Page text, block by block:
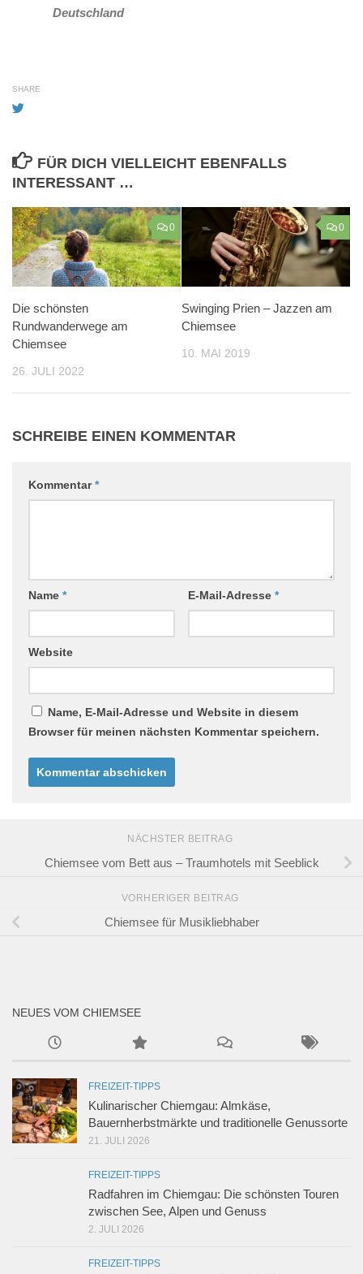
Deutschland
SHARE
FÜR DICH VIELLEICHT EBENFALLS
INTERESSANT …
0
Die schönsten
Rundwanderwege am
Chiemsee
26. JULI 2022
0
Swinging Prien – Jazzen am
Chiemsee
10. MAI 2019
SCHREIBE EINEN KOMMENTAR
Kommentar*
Name * E-Mail-Adresse *
Website
Name, E-Mail-Adresse und Website in diesem
Browser für meinen nächsten Kommentar speichern.
NÄCHSTER BEITRAG
Chiemsee vom Bett aus – Traumhotels mit Seeblick
VORHERIGER BEITRAG
Chiemsee für Musikliebhaber
NEUES VOM CHIEMSEE
FREIZEIT-TIPPS
Kulinarischer Chiemgau: Almkäse,
Bauernherbstmärkte und traditionelle Genussorte
21. JULI 2026
FREIZEIT-TIPPS
Radfahren im Chiemgau: Die schönsten Touren
zwischen See, Alpen und Genuss
2. JULI 2026
FREIZEIT-TIPPS